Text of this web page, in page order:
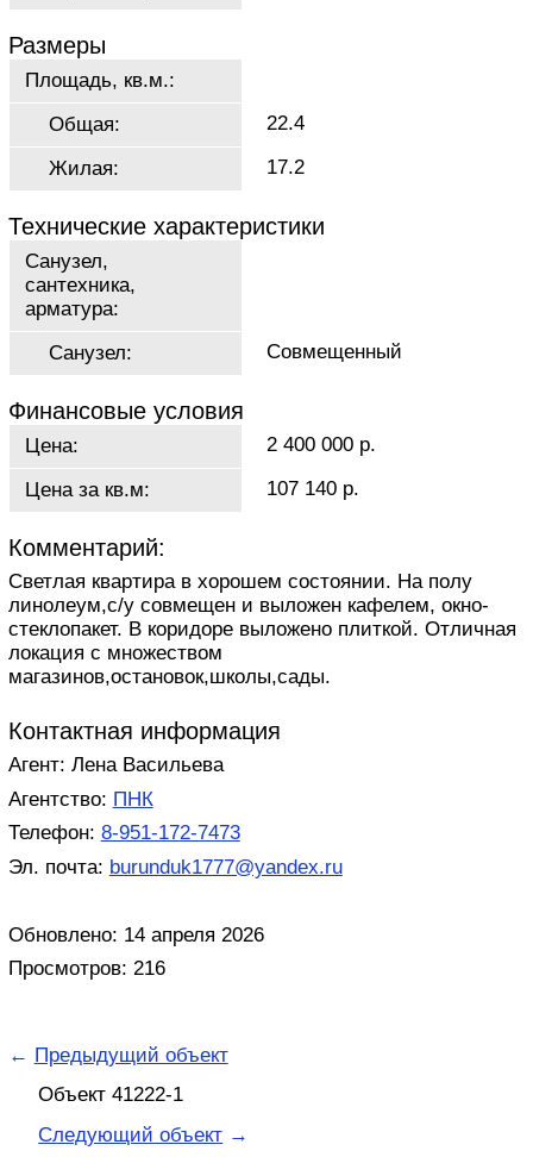
Размеры
Площадь, кв.м.:
Общая:
22.4
Жилая:
17.2
Технические характеристики
Санузел,
сантехника,
арматура:
Санузел:
Совмещенный
Финансовые условия
Цена:
2 400 000 р.
Цена за кв.м:
107 140 р.
Комментарий:
Светлая квартира в хорошем состоянии. На полу
линолеум,с/у совмещен и выложен кафелем, окно-
стеклопакет. В коридоре выложено плиткой. Отличная
локация с множеством
магазинов,остановок,школы,сады.
Контактная информация
Агент: Лена Васильева
Агентство: ПНК
Телефон: 8-951-172-7473
Эл. почта: burunduk1777@yandex.ru
Обновлено: 14 апреля 2026
Просмотров: 216
← Предыдущий объект
Объект 41222-1
Следующий объект →